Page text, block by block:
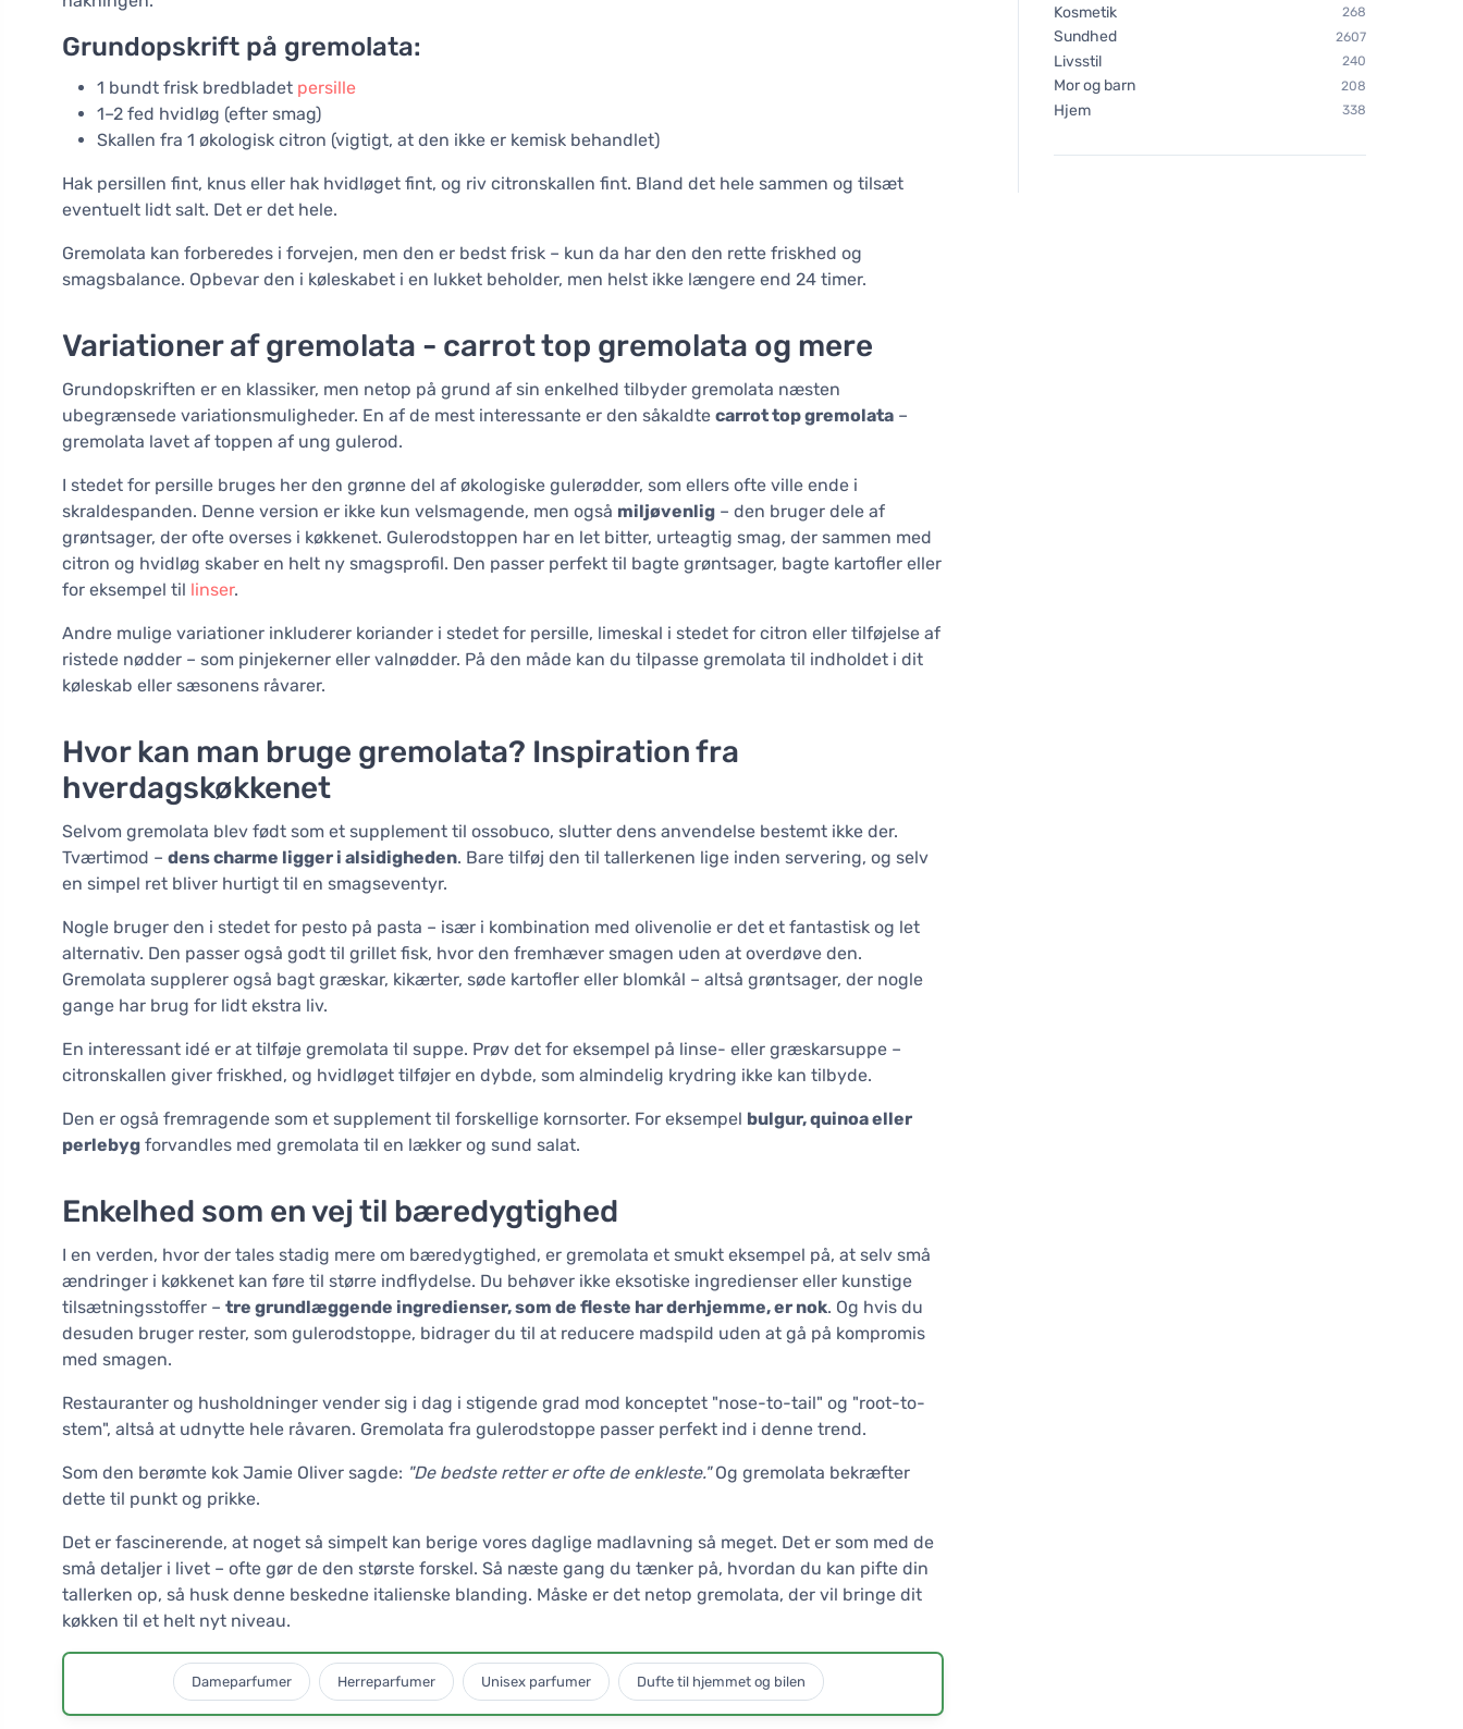
Grundopskrift på gremolata:
1 bundt frisk bredbladet persille
1–2 fed hvidløg (efter smag)
Skallen fra 1 økologisk citron (vigtigt, at den ikke er kemisk behandlet)
Hak persillen fint, knus eller hak hvidløget fint, og riv citronskallen fint. Bland det hele sammen og tilsæt
eventuelt lidt salt. Det er det hele.
Gremolata kan forberedes i forvejen, men den er bedst frisk – kun da har den den rette friskhed og
smagsbalance. Opbevar den i køleskabet i en lukket beholder, men helst ikke længere end 24 timer.
Variationer af gremolata - carrot top gremolata og mere
Grundopskriften er en klassiker, men netop på grund af sin enkelhed tilbyder gremolata næsten
ubegrænsede variationsmuligheder. En af de mest interessante er den såkaldte carrot top gremolata –
gremolata lavet af toppen af ung gulerod.
I stedet for persille bruges her den grønne del af økologiske gulerødder, som ellers ofte ville ende i
skraldespanden. Denne version er ikke kun velsmagende, men også miljøvenlig – den bruger dele af
grøntsager, der ofte overses i køkkenet. Gulerodstoppen har en let bitter, urteagtig smag, der sammen med
citron og hvidløg skaber en helt ny smagsprofil. Den passer perfekt til bagte grøntsager, bagte kartofler eller
for eksempel til linser.
Andre mulige variationer inkluderer koriander i stedet for persille, limeskal i stedet for citron eller tilføjelse af
ristede nødder – som pinjekerner eller valnødder. På den måde kan du tilpasse gremolata til indholdet i dit
køleskab eller sæsonens råvarer.
Hvor kan man bruge gremolata? Inspiration fra
hverdagskøkkenet
Selvom gremolata blev født som et supplement til ossobuco, slutter dens anvendelse bestemt ikke der.
Tværtimod – dens charme ligger i alsidigheden. Bare tilføj den til tallerkenen lige inden servering, og selv
en simpel ret bliver hurtigt til en smagseventyr.
Nogle bruger den i stedet for pesto på pasta – især i kombination med olivenolie er det et fantastisk og let
alternativ. Den passer også godt til grillet fisk, hvor den fremhæver smagen uden at overdøve den.
Gremolata supplerer også bagt græskar, kikærter, søde kartofler eller blomkål – altså grøntsager, der nogle
gange har brug for lidt ekstra liv.
En interessant idé er at tilføje gremolata til suppe. Prøv det for eksempel på linse- eller græskarsuppe –
citronskallen giver friskhed, og hvidløget tilføjer en dybde, som almindelig krydring ikke kan tilbyde.
Den er også fremragende som et supplement til forskellige kornsorter. For eksempel bulgur, quinoa eller
perlebyg forvandles med gremolata til en lækker og sund salat.
Enkelhed som en vej til bæredygtighed
I en verden, hvor der tales stadig mere om bæredygtighed, er gremolata et smukt eksempel på, at selv små
ændringer i køkkenet kan føre til større indflydelse. Du behøver ikke eksotiske ingredienser eller kunstige
tilsætningsstoffer – tre grundlæggende ingredienser, som de fleste har derhjemme, er nok. Og hvis du
desuden bruger rester, som gulerodstoppe, bidrager du til at reducere madspild uden at gå på kompromis
med smagen.
Restauranter og husholdninger vender sig i dag i stigende grad mod konceptet "nose-to-tail" og "root-to-
stem", altså at udnytte hele råvaren. Gremolata fra gulerodstoppe passer perfekt ind i denne trend.
Som den berømte kok Jamie Oliver sagde: "De bedste retter er ofte de enkleste."Og gremolata bekræfter
dette til punkt og prikke.
Det er fascinerende, at noget så simpelt kan berige vores daglige madlavning så meget. Det er som med de
små detaljer i livet – ofte gør de den største forskel. Så næste gang du tænker på, hvordan du kan pifte din
tallerken op, så husk denne beskedne italienske blanding. Måske er det netop gremolata, der vil bringe dit
køkken til et helt nyt niveau.
Dameparfumer Herreparfumer Unisex parfumer Dufte til hjemmet og bilen
Kosmetik 268
Sundhed 2607
Livsstil 240
Mor og barn 208
Hjem 338